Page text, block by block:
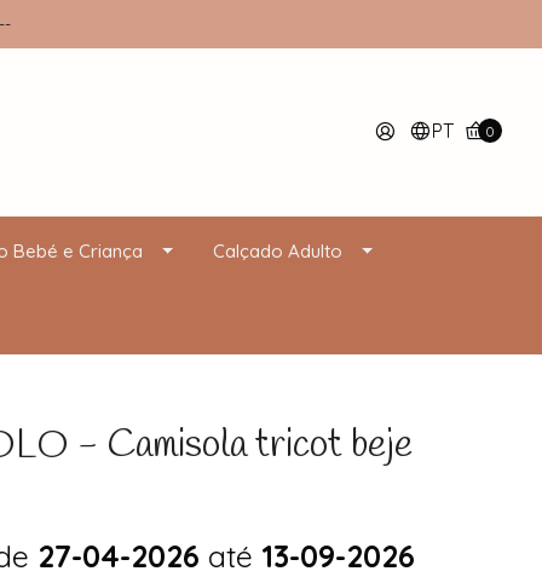
PT 0
Bebé e Criança Calçado Adulto
- Camisola tricot beje
27-04-2026 até 13-09-2026